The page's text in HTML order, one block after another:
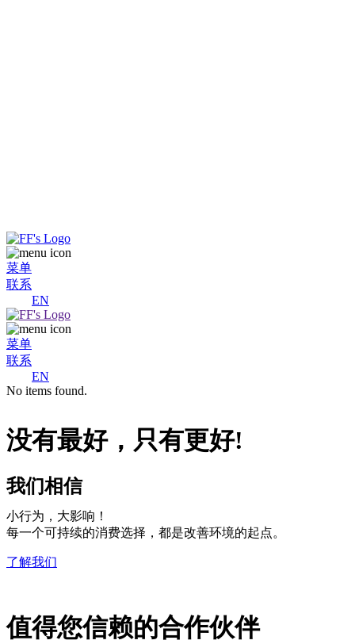
菜单
联系
EN
菜单
联系
EN
No items found.
没有最好，只有更好!
我们相信
小行为，大影响！
每一个可持续的消费选择，都是改善环境的起点。
了解我们
值得您信赖的合作伙伴